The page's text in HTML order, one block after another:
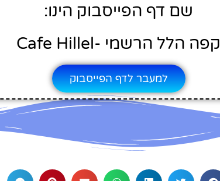
שם דף הפייסבוק הינו:
קפה הלל הרשמי -Cafe Hillel
למעבר לדף הפייסבוק